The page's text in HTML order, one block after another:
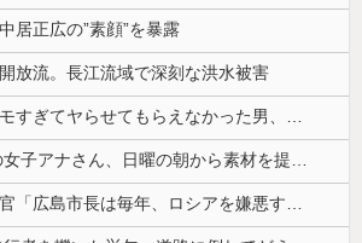
居正広の”素顔”を暴露
放流。長江流域で深刻な洪水被害
立ちんぼを買うもキモすぎてヤらせてもらえなかった男、代わりの足コキでまさかの大量身寸米青ｗｗｗ
【画像】 サンモニの女子アナさん、日曜の朝から素材を提供してしまう
【悲報】ロシア報道官「広島市長は毎年、ロシアを嫌悪する『偽りの呪文』を繰り返し、日本人をゾンビ化させている」と主張